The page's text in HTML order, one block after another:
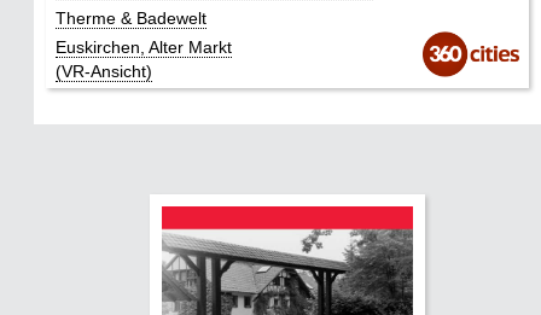
Therme & Badewelt
Euskirchen, Alter Markt
(VR-Ansicht)